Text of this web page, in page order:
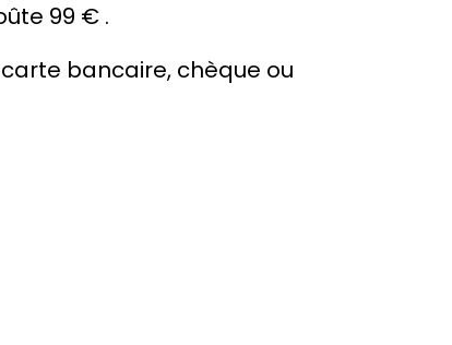
99 € .
bancaire, chèque ou